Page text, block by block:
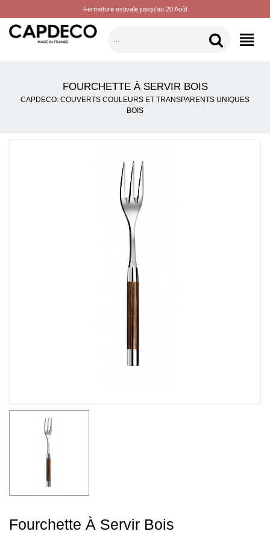
Fermeture estivale jusqu'au 20 Août
CATÉGORIES
FOURCHETTE À SERVIR BOIS
CAPDECO: COUVERTS COULEURS ET TRANSPARENTS UNIQUES
BOIS
Fourchette À Servir Bois